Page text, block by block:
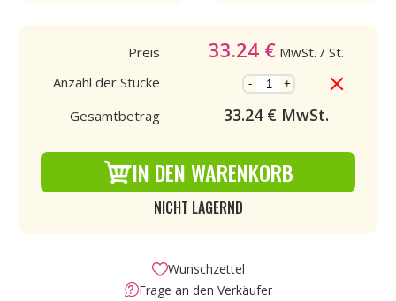
Preis 33.24€ MwSt. / St.
Anzahl der Stücke
- +
Gesamtbetrag 33.24€ MwSt.
IN DEN WARENKORB
NICHT LAGERND
Wunschzettel
Frage an den Verkäufer